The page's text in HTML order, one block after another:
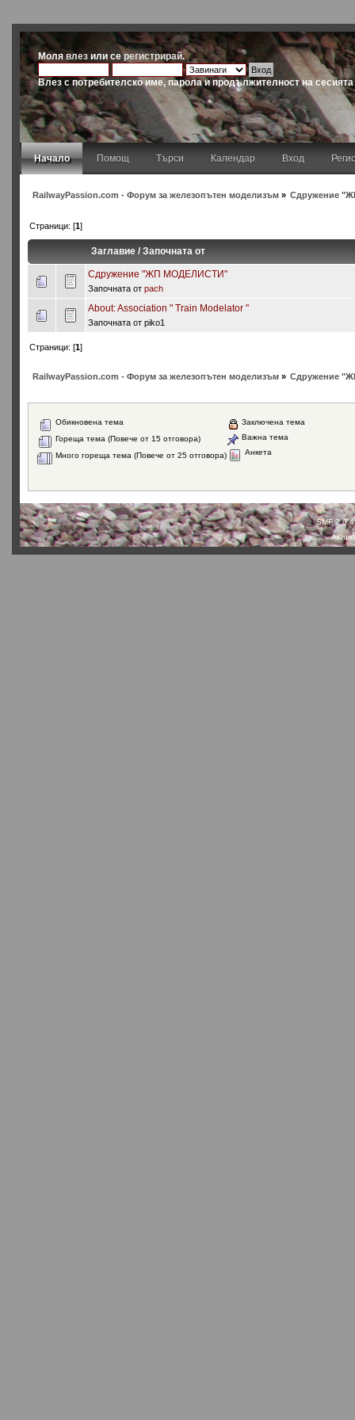
Молявлез или серегистрирай.
Влез с потребителско име, парола и продължителност на сесията
Начало Помощ Търси Календар Вход
RailwayPassion.com - Форум за железопътен моделизъм» Сдружение
Страници: [1]
Заглавие/Започната от
Сдружение "ЖП МОДЕЛИСТИ"
Започната от pach
About: Association " Тrain Мodelator "
Започната от piko1
Страници: [1]
RailwayPassion.com - Форум за железопътен моделизъм» Сдружение
Обикновена тема
Гореща тема (Повече от 15 отговора)
Много гореща тема (Повече от 25 отговора)
Заключена тема
Важна тема
Анкета
SMF 2.0.4